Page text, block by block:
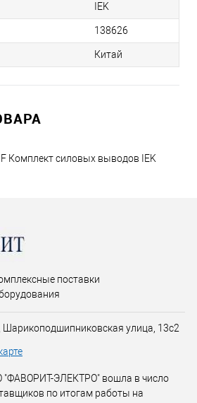
IEK
138626
Китай
F Комплект силовых выводов IEK
поставки
улица, 13с2
"ФАВОРИТ-ЭЛЕКТРО" вошла в число
по итогам работы на